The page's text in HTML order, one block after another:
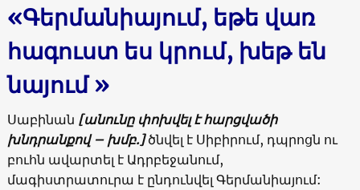
«Գերմանիայում, եթե վառ
հագուստ ես կրում, խեթ են
նայում »
Սաբինան [անունը փոխվել է հարցվածի
խնդրանքով – խմբ.] ծնվել է Սիբիրում, դպրոցն ու
բուհն ավարտել է Ադրբեջանում,
մագիստրատուրա է ընդունվել Գերմանիայում: